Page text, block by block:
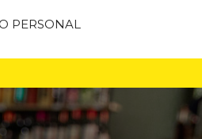
PERSONAL